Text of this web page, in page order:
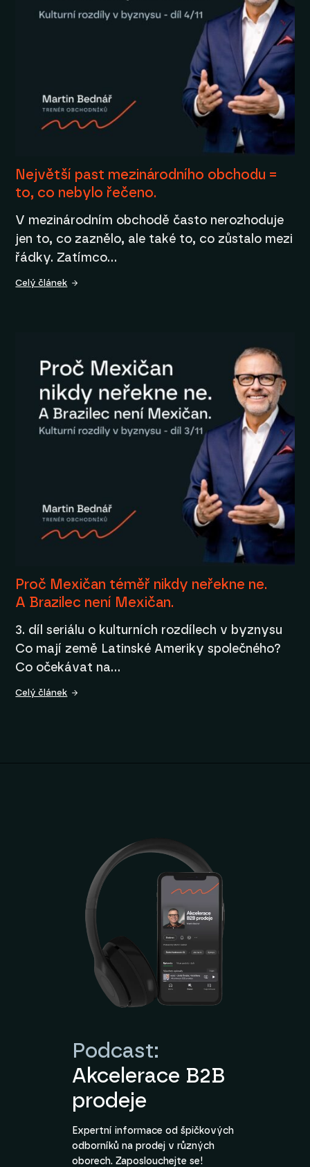
Největší past mezinárodního obchodu =
to, co nebylo řečeno.
V mezinárodním obchodě často nerozhoduje
jen to, co zaznělo, ale také to, co zůstalo mezi
řádky. Zatímco…
Celý článek
Proč Mexičan téměř nikdy neřekne ne.
A Brazilec není Mexičan.
3. díl seriálu o kulturních rozdílech v byznysu
Co mají země Latinské Ameriky společného?
Co očekávat na…
Celý článek
Podcast:
Akcelerace B2B
prodeje
Expertní informace od špičkových
odborníků na prodej v různých
oborech. Zaposlouchejte se!